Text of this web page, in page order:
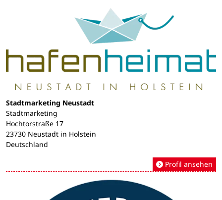
Stadtmarketing Neustadt
Stadtmarketing
Hochtorstraße 17
23730 Neustadt in Holstein
Deutschland
Profil ansehen